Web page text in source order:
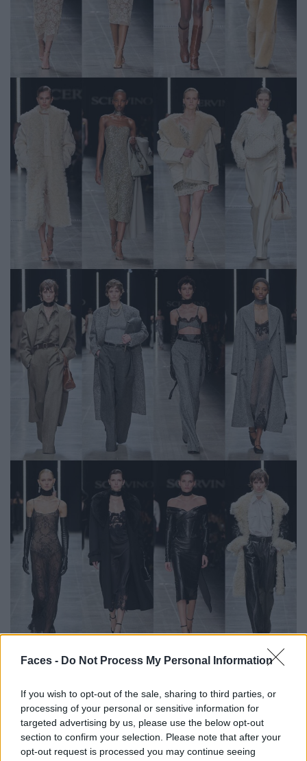
Faces - Do Not Process My Personal Information
If you wish to opt-out of the sale, sharing to third parties, or
processing of your personal or sensitive information for
targeted advertising by us, please use the below opt-out
section to confirm your selection. Please note that after your
opt-out request is processed you may continue seeing
Die ganze Show von die Ermanno Scervino Herbst/Winter
Mehr Mode-Inspiration findest du in derFashion Rubrik
auf faces.ch
Teaserfoto Fotos: © Launchmetrics SpotlightSM